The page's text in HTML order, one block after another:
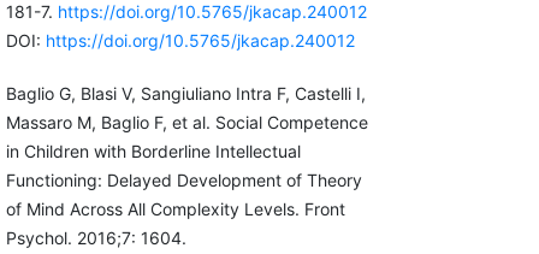
181-7. https://doi.org/10.5765/jkacap.240012
DOI: https://doi.org/10.5765/jkacap.240012
Baglio G, Blasi V, Sangiuliano Intra F, Castelli I,
Massaro M, Baglio F, et al. Social Competence
in Children with Borderline Intellectual
Functioning: Delayed Development of Theory
of Mind Across All Complexity Levels. Front
Psychol. 2016;7: 1604.